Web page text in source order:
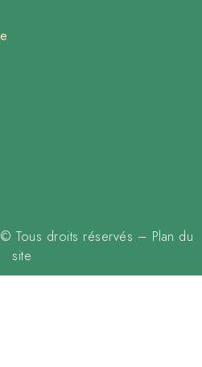
Tous droits réservés – Plan du
site